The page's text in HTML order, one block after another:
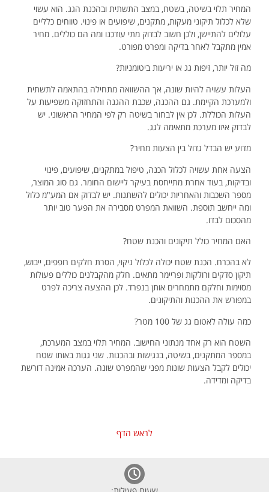
המחיר תלוי בשיטה, בשטח, במצב התשתית ובהכנת הגג. הוא עשוי
שלא לכלול תיקוני מעקות, מתקנים, שיפועים או פינוי. טווחים כלליים
עלולים להתיישן, ולכן חשוב לבדוק מתי עודכנו ומה הם כוללים. מחיר
אמין מתקבל לאחר בדיקה ומפרט מפורט.
מה זול יותר, זיפות גג או יריעות ביטומניות?
העלות עשויה להיות שונה, אך ההשוואה מתחילה בהתאמה לתשתית
ולמערכת הקיימת. גם ההכנה, שכבת ההגנה והתחזוקה משפיעות על
העלות הכוללת. לכן אין לבחור בשיטה רק לפי המחיר הראשוני. יש
לבדוק איזו מערכת מתאימה לגג.
מדוע יש הבדל גדול בין הצעות מחיר?
הצעה אחת עשויה לכלול הכנה, טיפול במתקנים, שיפועים, פינוי
ובדיקות, בעוד אחרת מתייחסת בעיקר ליישום החומר. גם סוג המוצר,
מספר השכבות והאחריות יכולים להשתנות. יש לבדוק אם המע"מ כלול
ומה ייחשב תוספת. השוואת המפרט מסבירה את הפער טוב יותר
מהסכום לבדו.
האם המחיר כולל תיקונים והכנת שטח?
לא בהכרח. הכנת שטח יכולה לכלול ניקוי, הסרת חלקים רופפים, ייבוש,
תיקון סדקים ורולקות ופריימר מתאים. חלק מהקבלנים כוללים פעולות
מסוימות וחלקם מתמחרים אותן בנפרד. לכן ההצעה צריכה לפרט
במפורש את ההכנות והתיקונים.
כמה עולה לאטום גג של 100 מטר?
השטח הוא רק אחד מנתוני החישוב. המחיר תלוי במצב המערכת,
במספר המתקנים, בשיטה, בנגישות ובהכנות. שני גגות באותו שטח
יכולים לקבל הצעות שונות מפני שהמפרט שונה. הערכה אמינה דורשת
בדיקה ומדידה.
לראש הדף